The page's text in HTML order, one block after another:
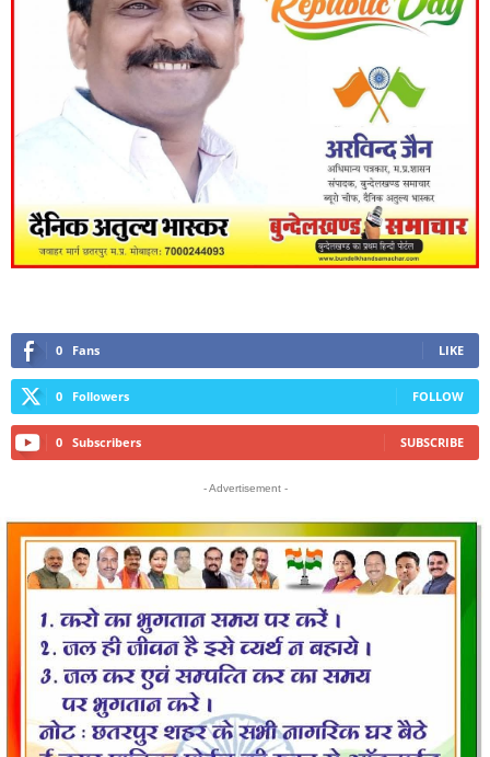
0 Fans LIKE
0 Followers FOLLOW
0 Subscribers SUBSCRIBE
- Advertisement -